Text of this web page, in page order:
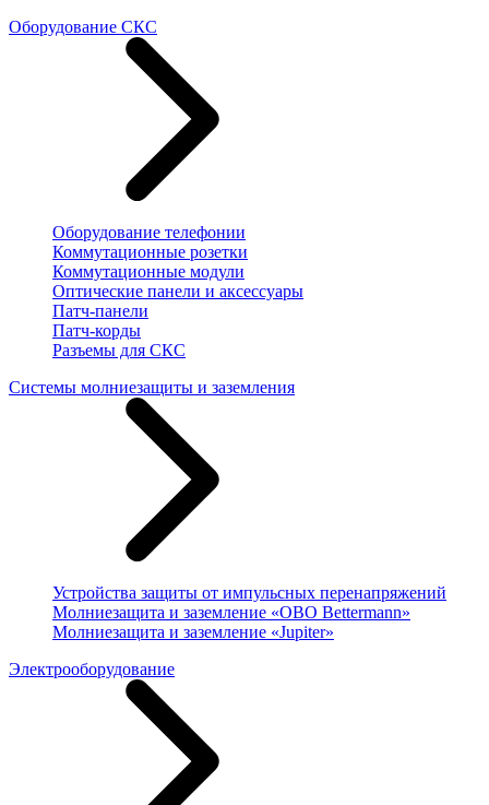
Оборудование СКС
Оборудование телефонии
Коммутационные розетки
Коммутационные модули
Оптические панели и аксессуары
Патч-панели
Патч-корды
Разъемы для СКС
Системы молниезащиты и заземления
Устройства защиты от импульсных перенапряжений
Молниезащита и заземление «OBO Bettermann»
Молниезащита и заземление «Jupiter»
Электрооборудование